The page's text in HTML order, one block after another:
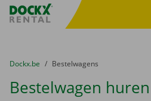
Fratello DEMO
U bevindt zich hier:
van
Dockx.be naar
Bestelwagens
Bestelwagen